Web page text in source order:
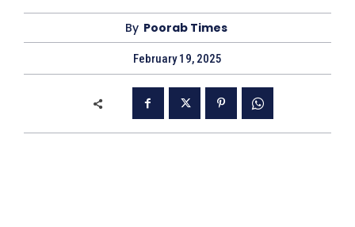
By Poorab Times
February 19, 2025